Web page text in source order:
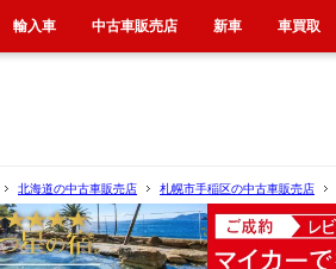
北海道の中古車販売店 札幌市手稲区の中古車販売店
輸入車 中古車販売店 新車 車買取